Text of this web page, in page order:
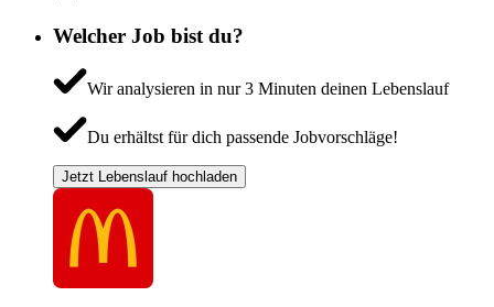
Welcher Job bist du?
Wir analysieren in nur 3 Minuten deinen Lebenslauf
Du erhältst für dich passende Jobvorschläge!
Jetzt Lebenslauf hochladen